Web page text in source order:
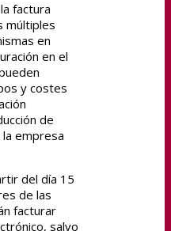
factura
múltiples
en
en el
y costes
de
empresa
del día 15
de las
facturar
salvo